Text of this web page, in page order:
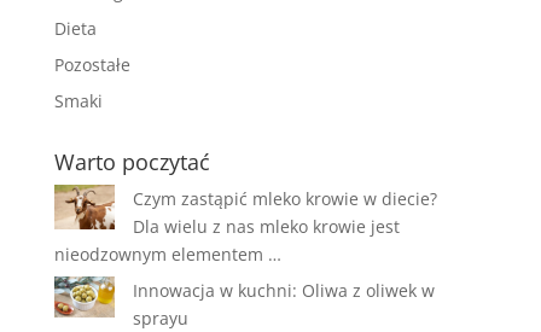
Dieta
Pozostałe
Smaki
Warto poczytać
Czym zastąpić mleko krowie w diecie?
Dla wielu z nas mleko krowie jest
nieodzownym elementem …
Innowacja w kuchni: Oliwa z oliwek w
sprayu